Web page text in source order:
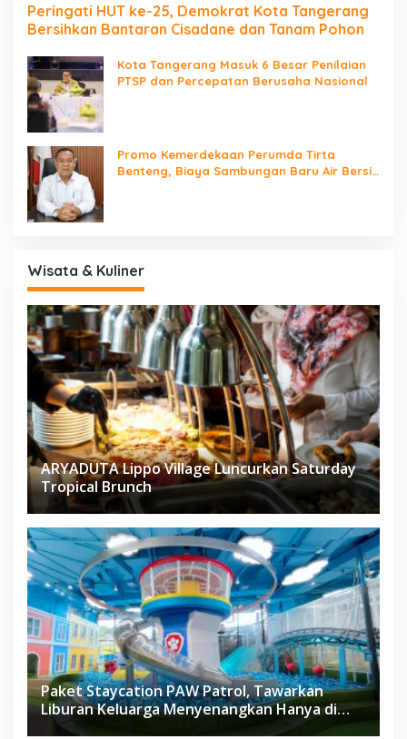
Peringati HUT ke-25, Demokrat Kota Tangerang
Bersihkan Bantaran Cisadane dan Tanam Pohon
Kota Tangerang Masuk 6 Besar Penilaian
PTSP dan Percepatan Berusaha Nasional
Promo Kemerdekaan Perumda Tirta
Benteng, Biaya Sambungan Baru Air Bersih
Wisata & Kuliner
ARYADUTA Lippo Village Luncurkan Saturday
Tropical Brunch
Paket Staycation PAW Patrol, Tawarkan
Liburan Keluarga Menyenangkan Hanya di
Herloom Hotel BSD